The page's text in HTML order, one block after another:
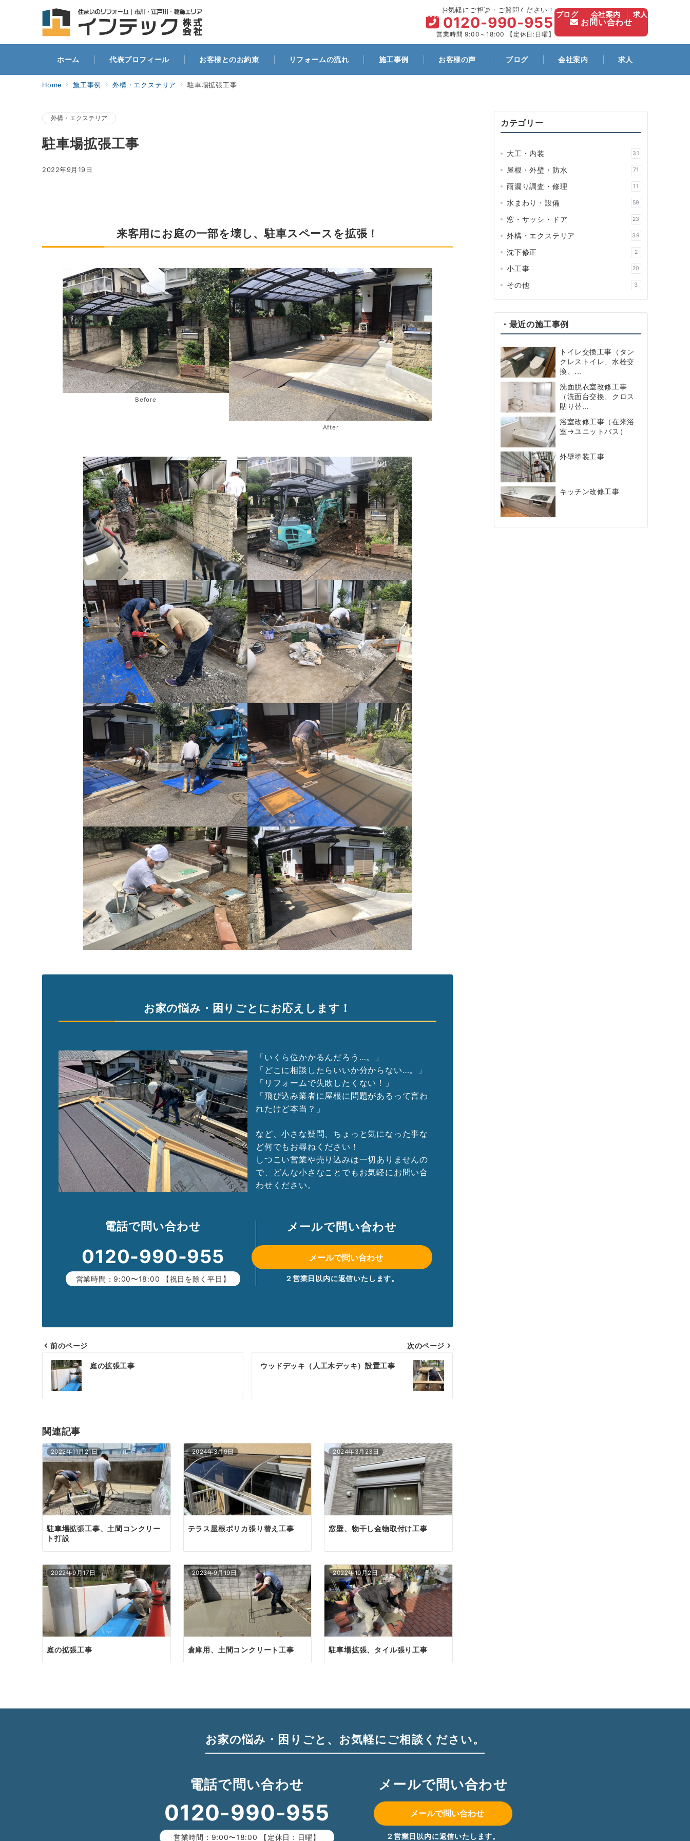
お気軽にご相談・ご質問ください！
0120-990-955
営業時間 9:00～18:00 【定休日:日曜】
お問い合わせ
ホーム 代表プロフィール お客様とのお約束 リフォームの流れ 施工事例 お客様の声 ブログ 会社案内 求人
リフォームの流れ 施工事例 お客様の声 ブログ 会社案内 求人
Home 施工事例 外構・エクステリア 駐車場拡張工事
外構・エクステリア
駐車場拡張工事
2022年9月19日
来客用にお庭の一部を壊し、駐車スペースを拡張！
Before
After
お家の悩み・困りごとにお応えします！
「いくら位かかるんだろう…。」
「どこに相談したらいいか分からない…。」
「リフォームで失敗したくない！」
「飛び込み業者に屋根に問題があるって言わ
れたけど本当？」
など、小さな疑問、ちょっと気になった事な
ど何でもお尋ねください！
しつこい営業や売り込みは一切ありませんの
で、どんな小さなことでもお気軽にお問い合
わせください。
電話で問い合わせ
0120-990-955
営業時間：9:00〜18:00 【祝日を除く平日】
メールで問い合わせ
メールで問い合わせ
２営業日以内に返信いたします。
投
稿
ナ
ゲ
ー
シ
ョ
ン
前のページ
庭の拡張工事
次のページ
ウッドデッキ（人工木デッキ）設置工事
関連記事
2022年11月21日
駐車場拡張工事、土間コンクリー
ト打設
2024年3月9日
テラス屋根ポリカ張り替え工事
2024年3月23日
窓壁、物干し金物取付け工事
2022年9月17日
庭の拡張工事
2023年9月19日
倉庫用、土間コンクリート工事
2022年10月2日
駐車場拡張、タイル張り工事
カテゴリー
大工・内装 31
屋根・外壁・防水 71
雨漏り調査・修理 11
水まわり・設備 59
窓・サッシ・ドア 23
外構・エクステリア 39
沈下修正 2
小工事 20
その他 3
・最近の施工事例
トイレ交換工事（タン
クレストイレ、水栓交
換、...
洗面脱衣室改修工事
（洗面台交換、クロス
貼り替...
浴室改修工事（在来浴
室→ユニットバス）
外壁塗装工事
キッチン改修工事
お家の悩み・困りごと、 お気軽にご相談ください。
電話で問い合わせ
0120-990-955
営業時間：9:00〜18:00 【定休日：日曜】
メールで問い合わせ
メールで問い合わせ
２営業日以内に返信いたします。